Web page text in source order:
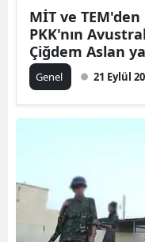
MİT ve
PKK'nın
Çiğdem Aslan
Genel 21 Eylül